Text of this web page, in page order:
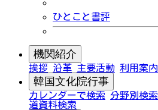
ひとこと書評
機関紹介
挨拶 沿革 主要活動 利用案内
韓国文化院行事
カレンダーで検索 分野別検索
道資料検索